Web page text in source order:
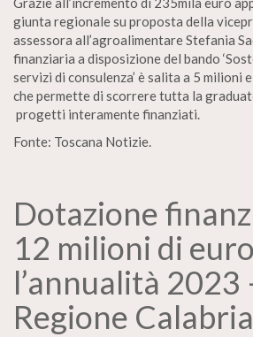
giunta regionale su proposta della
assessora all’agroalimentare Stefania
finanziaria a disposizione del bando
servizi di consulenza’ è salita a 5 milioni
che permette di scorrere tutta la
progetti interamente finanziati.
Fonte: Toscana Notizie.
Dotazione
12 milioni di
l’annualità 2023
Regione Calabria